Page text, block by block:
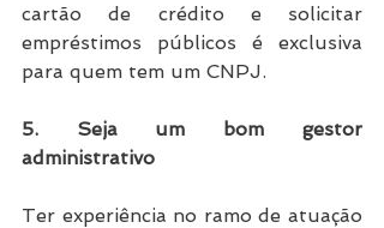
cartão de crédito e solicitar
empréstimos públicos é exclusiva
para quem tem um CNPJ.
5. Seja um bom gestor
administrativo
Ter experiência no ramo de atuação